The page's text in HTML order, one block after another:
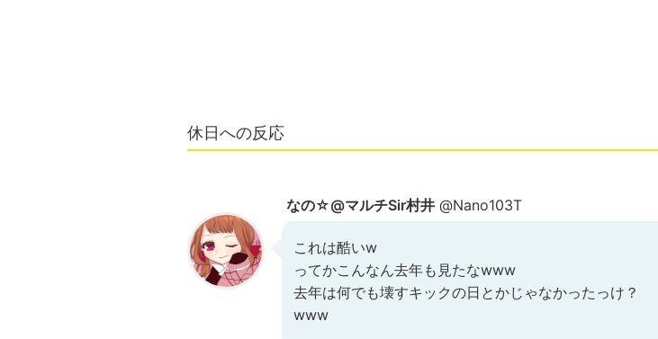
休日への反応
なの☆@マルチSir村井 @Nano103T
これは酷いw
ってかこんなん去年も見たなwww
去年は何でも壊すキックの日とかじゃなかったっけ？
www